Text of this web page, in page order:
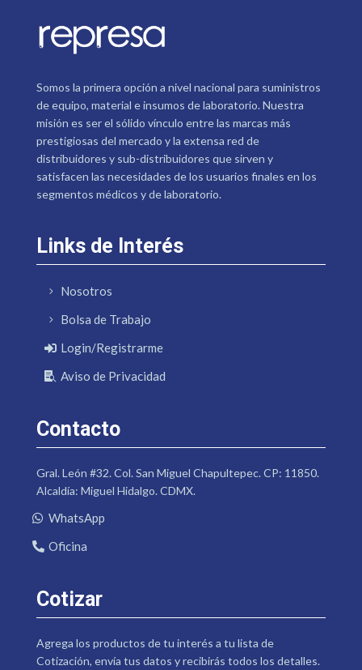
Somos la primera opción a nivel nacional para suministros
de equipo, material e insumos de laboratorio. Nuestra
misión es ser el sólido vínculo entre las marcas más
prestigiosas del mercado y la extensa red de
distribuidores y sub-distribuidores que sirven y
satisfacen las necesidades de los usuarios finales en los
segmentos médicos y de laboratorio.
Links de Interés
Nosotros
Bolsa de Trabajo
Login/Registrarme
Aviso de Privacidad
Contacto
Gral. León #32. Col. San Miguel Chapultepec. CP: 11850.
Alcaldía: Miguel Hidalgo. CDMX.
WhatsApp
Oficina
Cotizar
Agrega los productos de tu interés a tu lista de
Cotización, envía tus datos y recibirás todos los detalles.